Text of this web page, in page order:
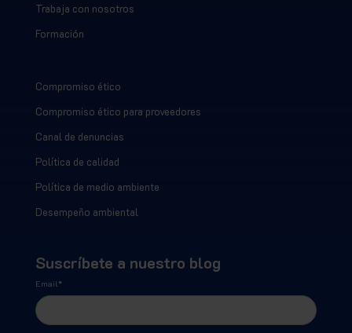
Trabaja con nosotros
Formación
Compromiso ético
Compromiso ético para proveedores
Canal de denuncias
Política de calidad
Política de medio ambiente
Desempeño ambiental
Suscríbete a nuestro blog
Email*